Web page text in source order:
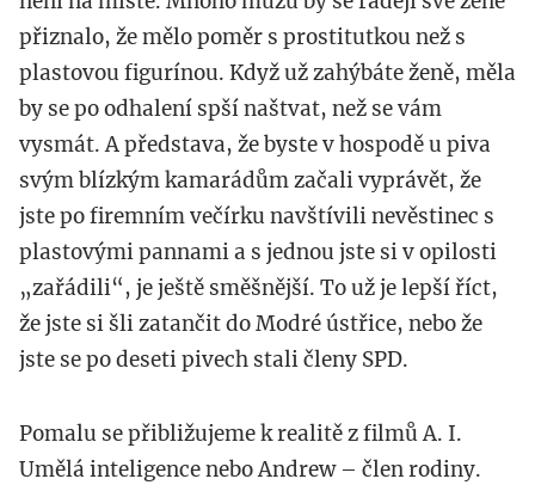
přiznalo, že mělo poměr s prostitutkou než s
plastovou figurínou. Když už zahýbáte ženě, měla
by se po odhalení spší naštvat, než se vám
vysmát. A představa, že byste v hospodě u piva
svým blízkým kamarádům začali vyprávět, že
jste po firemním večírku navštívili nevěstinec s
plastovými pannami a s jednou jste si v opilosti
„zařádili“, je ještě směšnější. To už je lepší říct,
že jste si šli zatančit do Modré ústřice, nebo že
jste se po deseti pivech stali členy SPD.
Pomalu se přibližujeme k realitě z filmů A. I.
Umělá inteligence nebo Andrew – člen rodiny.